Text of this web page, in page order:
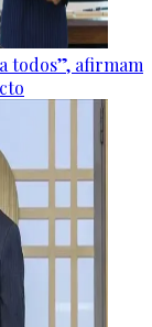
todos”, afirmam